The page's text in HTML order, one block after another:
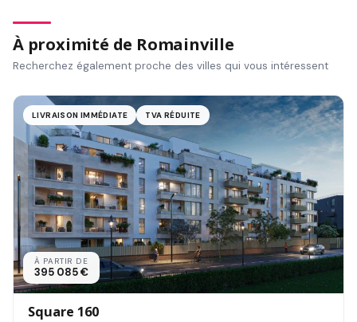
À proximité de Romainville
Recherchez également proche des villes qui vous intéressent
LIVRAISON IMMÉDIATE TVA RÉDUITE
À PARTIR DE
395 085 €
Square 160